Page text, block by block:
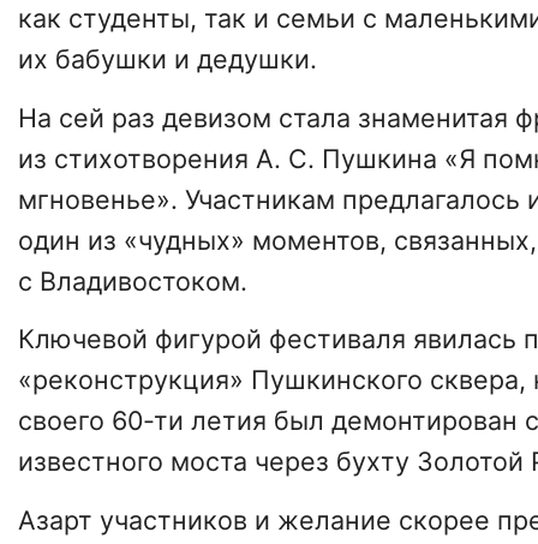
как студенты, так и семьи с
их бабушки и дедушки.
На сей раз девизом стала знаменитая
из стихотворения А. С. Пушкина «Я
мгновенье». Участникам предлагалось
один из «чудных» моментов,
с Владивостоком.
Ключевой фигурой фестиваля явилась
«реконструкция» Пушкинского сквера,
своего 60-ти летия был демонтирован
известного моста через бухту Золотой
Азарт участников и желание скорее